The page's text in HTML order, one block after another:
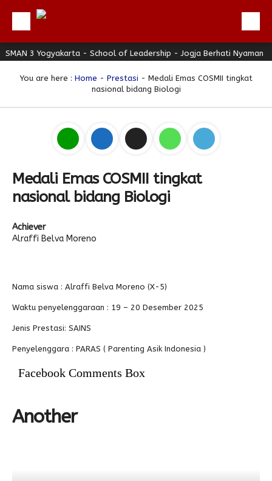
Beranda
Profil
Download
Bulletin
3 Yogyakarta - School of Leadership - Jogja Berhati Nyaman
You are here : Home - Prestasi - Medali Emas COSMII tingkat
nasional bidang Biologi
Medali Emas COSMII tingkat
nasional bidang Biologi
Achiever
Alraffi Belva Moreno
Nama siswa : Alraffi Belva Moreno (X-5)
Waktu penyelenggaraan : 19 – 20 Desember 2025
Jenis Prestasi: SAINS
Penyelenggara : PARAS ( Parenting Asik Indonesia )
Facebook Comments Box
Another